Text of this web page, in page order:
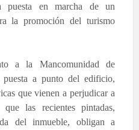
puesta en marcha de un
la promoción del turismo
a la Mancomunidad de
a punto del edificio,
que vienen a perjudicar a
las recientes pintadas,
del inmueble, obligan a